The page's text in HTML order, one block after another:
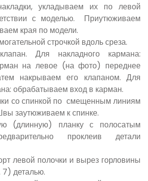
укладываем их по левой
с моделью. Приутюживаем
края по модели.
строчкой вдоль среза.
Для накладного кармана:
на левое (на фото) переднее
накрываем его клапаном. Для
обрабатываем вход в карман.
со спинкой по смещенным линиям
заутюживаем к спинке.
(длинную) планку с полосатым
проклеив детали
левой полочки и вырез горловины
7) деталью.